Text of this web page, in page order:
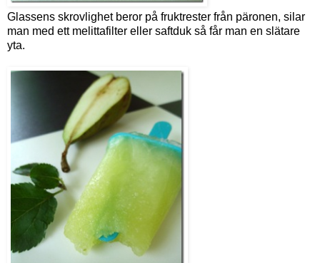
Glassens skrovlighet beror på fruktrester från päronen, silar
man med ett melittafilter eller saftduk så får man en slätare
yta.